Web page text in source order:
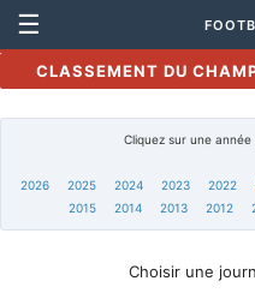
☰
CLASSEMENT DU
Cliquez sur une
2026 2025 2024 2023 2022
2015
2014 2013 2012
Choisir une